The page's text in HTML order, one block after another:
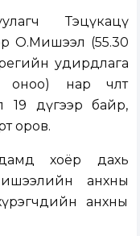
Тэцүкацү
О.Мишээл (55.30
удирдлага
нар чөлөөт
19 дүгээр байр,
оров.
хоёр дахь
анхны
анхны